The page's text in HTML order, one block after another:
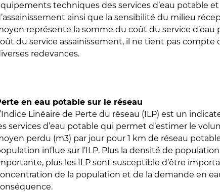
techniques des services d’eau potable et
ainsi que la sensibilité du milieu
représente la somme du coût du service d’eau
du service assainissement, il ne tient pas compte
redevances.
en eau potable sur le réseau
Linéaire de Perte du réseau (ILP) est un
services d’eau potable qui permet d’estimer le
perdu (m3) par jour pour 1 km de réseau
influe sur l’ILP. Plus la densité de
plus les ILP sont susceptible d’être
de la population et de la demande en